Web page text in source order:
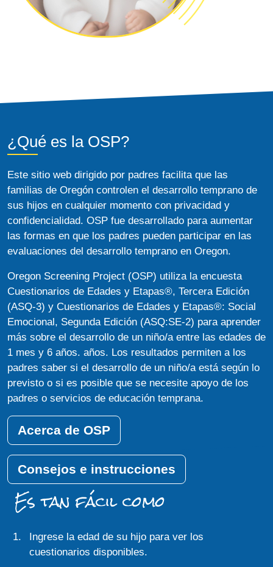
¿Qué es la OSP?
Este sitio web dirigido por padres facilita que las
familias de Oregón controlen el desarrollo temprano de
sus hijos en cualquier momento con privacidad y
confidencialidad. OSP fue desarrollado para aumentar
las formas en que los padres pueden participar en las
evaluaciones del desarrollo temprano en Oregon.
Oregon Screening Project (OSP) utiliza la encuesta
Cuestionarios de Edades y Etapas®, Tercera Edición
(ASQ-3) y Cuestionarios de Edades y Etapas®: Social
Emocional, Segunda Edición (ASQ:SE-2) para aprender
más sobre el desarrollo de un niño/a entre las edades de
1 mes y 6 años. años. Los resultados permiten a los
padres saber si el desarrollo de un niño/a está según lo
previsto o si es posible que se necesite apoyo de los
padres o servicios de educación temprana.
Acerca de OSP
Consejos e instrucciones
Es tan fácil como
Ingrese la edad de su hijo para ver los
cuestionarios disponibles.